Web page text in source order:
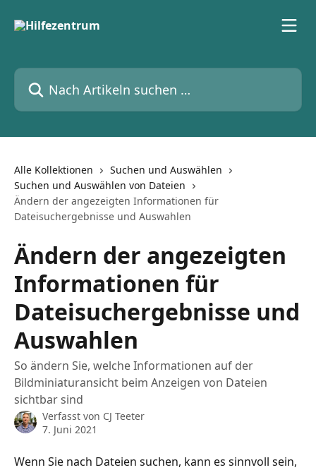
Nach Artikeln suchen …
Alle Kollektionen
Suchen und Auswählen
Suchen und Auswählen von Dateien
Ändern der angezeigten Informationen für
Dateisuchergebnisse und Auswahlen
Ändern der angezeigten
Informationen für
Dateisuchergebnisse und
Auswahlen
So ändern Sie, welche Informationen auf der
Bildminiaturansicht beim Anzeigen von Dateien
sichtbar sind
Verfasst von CJ Teeter
7. Juni 2021
Wenn Sie nach Dateien suchen, kann es sinnvoll sein,